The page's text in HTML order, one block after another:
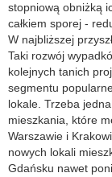
stopniową obniżką
całkiem sporej -
W najbliższej
Taki rozwój
kolejnych tanich
segmentu
lokale. Trzeba
mieszkania, które
Warszawie i
nowych lokali
Gdańsku nawet